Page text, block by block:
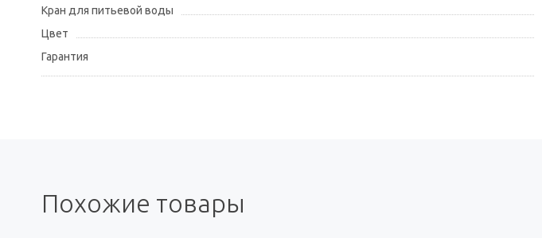
Кран для питьевой воды
Цвет
Гарантия
Похожие товары